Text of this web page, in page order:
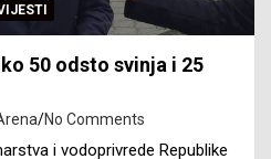
50 odsto svinja i 25
No Comments
i vodoprivrede Republike